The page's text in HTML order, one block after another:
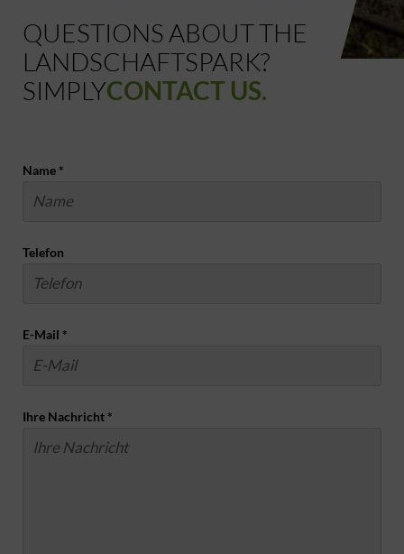
QUESTIONS ABOUT THE
LANDSCHAFTSPARK?
SIMPLYCONTACT US.
Name *
Telefon
E-Mail *
Ihre Nachricht *